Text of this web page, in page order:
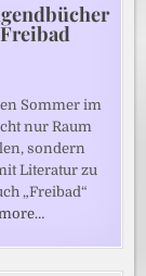
Sommer im
nur Raum
sondern
Literatur zu
„Freibad“